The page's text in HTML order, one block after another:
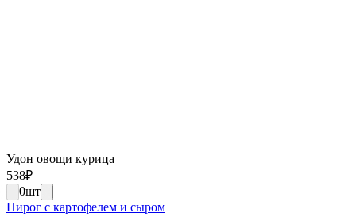
Удон овощи курица
538₽
0шт
Пирог с картофелем и сыром